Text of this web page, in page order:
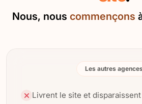
Nous, nous commençons
Les autres
Livrent le site et disparaissent